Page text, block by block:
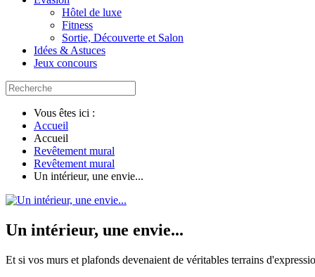
Hôtel de luxe
Fitness
Sortie, Découverte et Salon
Idées & Astuces
Jeux concours
Vous êtes ici :
Accueil
Accueil
Revêtement mural
Revêtement mural
Un intérieur, une envie...
Un intérieur, une envie...
Et si vos murs et plafonds devenaient de véritables terrains